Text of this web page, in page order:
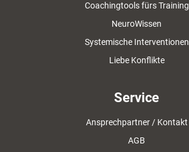
Coachingtools fürs Training
NeuroWissen
Systemische Interventionen
Liebe Konflikte
Service
Ansprechpartner / Kontakt
AGB